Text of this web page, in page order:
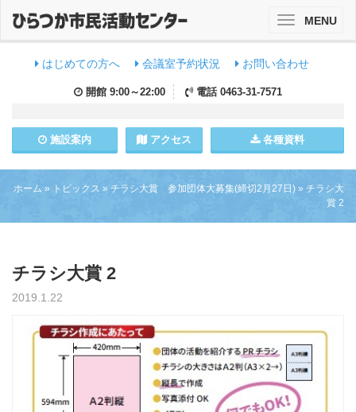
はじめての方へ 会議室予約状況 お問い合わせ
開館 9:00～22:00 電話 0463-31-7571
施設案内 アクセス 各種資料
ToggleMENU
ホーム » トピックス » チラシ大賞 参加団体大募集(締切2月27日) » チラシ大
賞 2
チラシ大賞 2
2019.1.22